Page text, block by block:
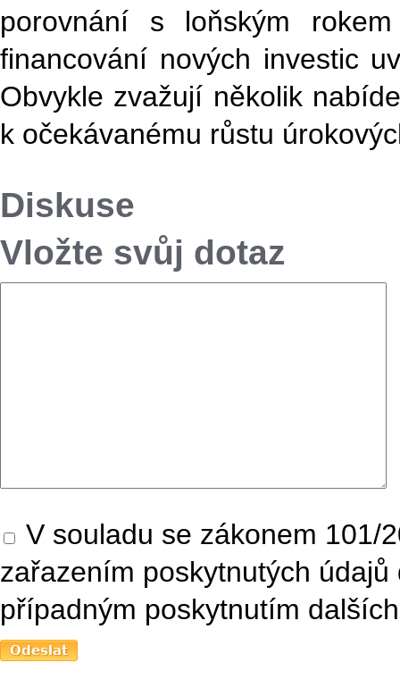
porovnání s loňským
financování nových investic
Obvykle zvažují několik
k očekávanému růstu
Diskuse
Vložte svůj dotaz
V souladu se zákonem 101/
zařazením poskytnutých
případným poskytnutím